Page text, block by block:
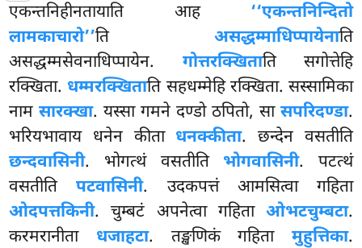
एकन्तनिहीनतायाति आह ‘‘एकन्तनिन्दितो
लामकाचारो’’ति असद्धम्माधिप्पायेनाति
असद्धम्मसेवनाधिप्पायेन. गोत्तरक्खिताति सगोत्तेहि
रक्खिता. धम्मरक्खिताति सहधम्मेहि रक्खिता. सस्सामिका
नामसारक्खा. यस्सा गमने दण्डो ठपितो, सा सपरिदण्डा.
भरियभावाय धनेन कीता धनक्कीता. छन्देन वसतीति
छन्दवासिनी. भोगत्थं वसतीति भोगवासिनी. पटत्थं
वसतीतिपटवासिनी. उदकपत्तं आमसित्वा गहिता
ओदपत्तकिनी. चुम्बटं अपनेत्वा गहिता ओभटचुम्बटा.
करमरानीता धजाहटा. तङ्खणिकं गहिता मुहुत्तिका.